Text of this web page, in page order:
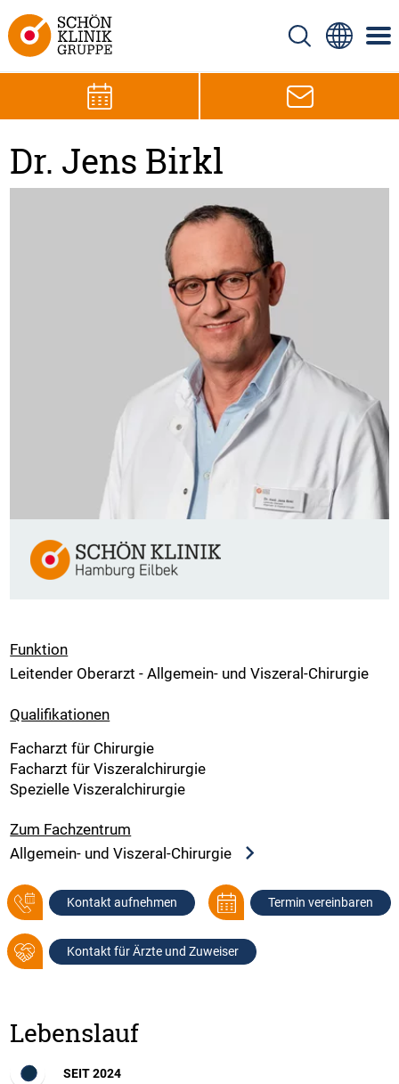
Dr. Jens Birkl
Funktion
Leitender Oberarzt - Allgemein- und Viszeral-Chirurgie
Qualifikationen
Facharzt für Chirurgie
Facharzt für Viszeralchirurgie
Spezielle Viszeralchirurgie
Zum Fachzentrum
Allgemein- und Viszeral-Chirurgie
Kontakt aufnehmen Termin vereinbaren
Kontakt für Ärzte und Zuweiser
Lebenslauf
SEIT 2024